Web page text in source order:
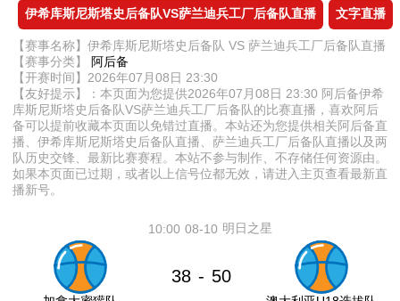
伊希库斯尼斯塔史后备队VS萨兰迪兵工厂后备队直播 文字直播
【赛事名称】伊希库斯尼斯塔史后备队 VS 萨兰迪兵工厂后备队直播
【赛事分类】
阿后备
【开赛时间】2026年07月08日 23:30
【友好提示】：本页面为您提供2026年07月08日 23:30 阿后备伊希
库斯尼斯塔史后备队VS萨兰迪兵工厂后备队的比赛直播，喜欢阿后
备可以提前收藏本页面以免错过直播。本站还为您提供相关阿后备直
播、伊希库斯尼斯塔史后备队直播、萨兰迪兵工厂后备队直播以及两
队历史交锋、最新比赛赛程。本站不参与制作、不存储任何资源由。
如果本页面已过期，或者以上信号位都无效，请进入主页查看最新直
播新号。
08-10
10:00 明日之星
38 - 50